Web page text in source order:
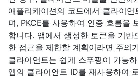
애플리케이션의 코드에서 클라이
며, PKCE를 사용하여 인증 흐름을
합니다. 앱에서 생성한 토큰을 기반
한 접근을 제한할 계획이라면 주의
클라이언트는 쉽게 스푸핑이 가능
앱의 클라이언트 ID를 재사용하여